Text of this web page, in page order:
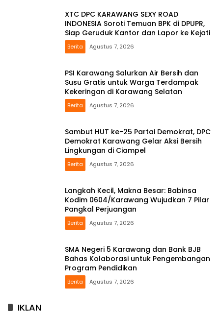
XTC DPC KARAWANG SEXY ROAD
INDONESIA Soroti Temuan BPK di DPUPR,
Siap Geruduk Kantor dan Lapor ke Kejati
Berita Agustus 7, 2026
PSI Karawang Salurkan Air Bersih dan
Susu Gratis untuk Warga Terdampak
Kekeringan di Karawang Selatan
Berita Agustus 7, 2026
Sambut HUT ke-25 Partai Demokrat, DPC
Demokrat Karawang Gelar Aksi Bersih
Lingkungan di Ciampel
Berita Agustus 7, 2026
Langkah Kecil, Makna Besar: Babinsa
Kodim 0604/Karawang Wujudkan 7 Pilar
Pangkal Perjuangan
Berita Agustus 7, 2026
SMA Negeri 5 Karawang dan Bank BJB
Bahas Kolaborasi untuk Pengembangan
Program Pendidikan
Berita Agustus 7, 2026
IKLAN